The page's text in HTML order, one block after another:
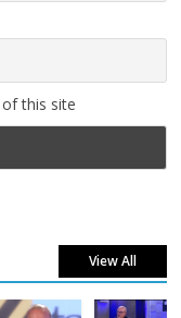
this site
View All